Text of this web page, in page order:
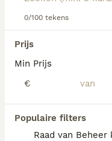
0/100 tekens
Prijs
Min Prijs
€
Populaire filters
Raad van
gezinshond gebruikt.
over dit hondenras.
We hebben 0
Als je toekomstige
exacte